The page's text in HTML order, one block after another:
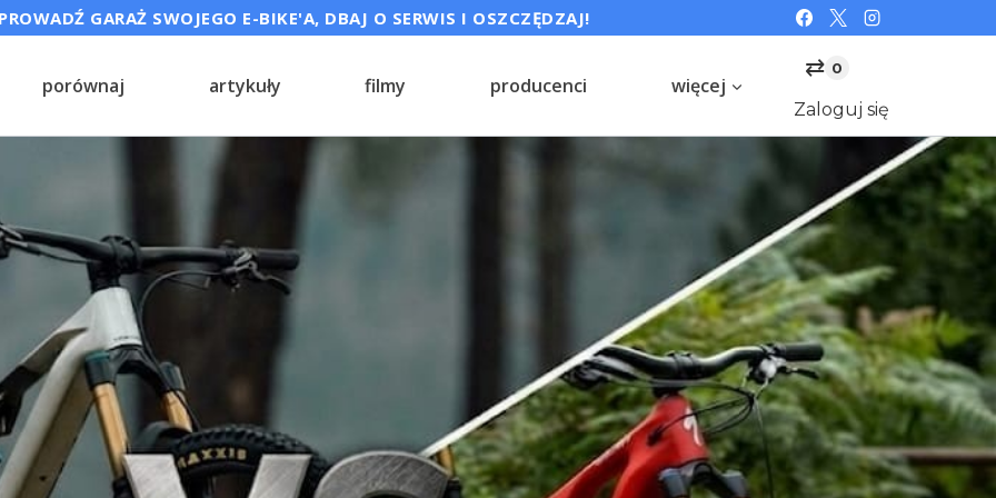
GARAŻ SWOJEGO E-BIKE'A, DBAJ O SERWIS I OSZCZĘDZAJ!
porównaj artykuły filmy producenci więcej
⇄ 0
Zaloguj się